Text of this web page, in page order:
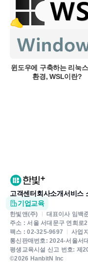
윈도우에 구축하는 리눅
환경, WSL이란?
고객센터 회사소개서비스
기업교육
한빛앤(주) 대표이사 임백
주소 : 서울 서대문구 연희로
팩스 : 02-325-9697
사업
통신판매번호: 2024-서울서
평생교육시설 신고 번호: 제
©2026 HanbitN Inc